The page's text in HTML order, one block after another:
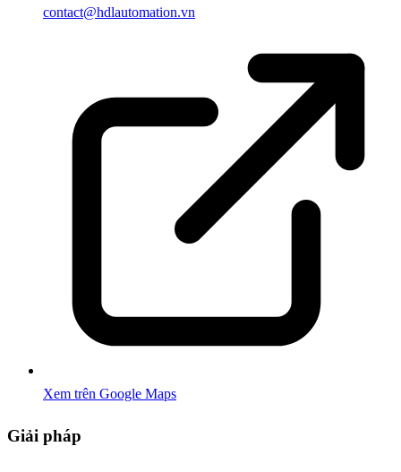
contact@hdlautomation.vn
Xem trên Google Maps
Giải pháp